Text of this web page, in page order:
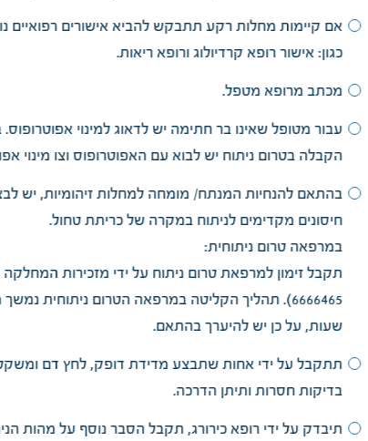
אם קיימות מחלות רקע תתבקש להביא אישורים רפואיים
כגון: אישור רופא קרדיולוג ורופא ריאות.
מכתב מרופא מטפל.
עבור מטופל שאינו בר חתימה יש לדאוג למינוי אפוטרופוס.
הקבלה בטרום ניתוח יש לבוא עם האפוטרופוס וצו מינוי
בהתאם להנחיות המנתח/ מומחה למחלות זיהומיות, יש
חיסונים מקדימים לניתוח במקרה של כריתת טחול.
במרפאה טרום ניתוחית:
6666465). תהליך הקליטה במרפאה הטרום ניתוחית
שעות, על כן יש להיערך בהתאם.
תתקבל על ידי אחות שתבצע מדידת דופק, לחץ דם
בדיקות חסרות ותיתן הדרכה.
תיבדק על ידי רופא כירורג, תקבל הסבר נוסף על מהות